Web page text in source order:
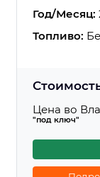
Год/Месяц:
Топливо:
Цена во
"под ключ"